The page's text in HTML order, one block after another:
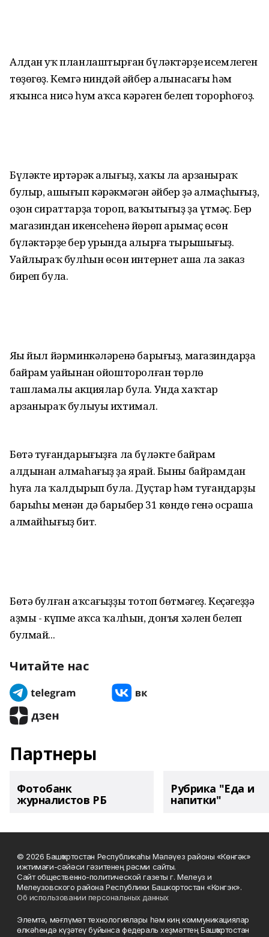
Алдан уҡ планлаштырған бүләктәрҙең исемлеген
төҙөгөҙ. Кемгә ниндәй әйбер алынасағы һәм
яҡынса нисә һум аҡса кәрәген белеп торорһоғоҙ.
Бүләкте иртәрәк алығыҙ, хаҡы ла арзаныраҡ
булыр, ашығып кәрәкмәгән әйбер ҙә алмаҫһығыҙ,
оҙон сираттарҙа тороп, ваҡытығыҙ ҙа үтмәҫ. Бер
магазиндан икенсеһенә йөрөп арымаҫ өсөн
бүләктәрҙе бер урында алырға тырышығыҙ.
Уңайлыраҡ булһын өсөн интернет аша ла заказ
биреп була.
Яңы йыл йәрминкәләренә барығыҙ, магазиндарҙа
байрам уңайынан ойошторолған төрлө
ташламалы акциялар була. Унда хаҡтар
арзаныраҡ булыуы ихтимал.
Бөтә туғандарығыҙға ла бүләкте байрам
алдынан алмаһағыҙ ҙа ярай. Быны байрамдан
һуңға ла ҡалдырып була. Дуҫтар һәм туғандарҙың
барыһы менән дә барыбер 31 көндө генә осраша
алмайһығыҙ бит.
Бөтә булған аҡсағыҙҙы тотоп бөтмәгеҙ. Кеҫәгеҙҙә
аҙмы - күпме аҡса ҡалһын, донъя хәлен белеп
булмай...
Читайте нас
Партнеры
Фотобанк
журналистов РБ
Рубрика "Еда и
напитки"
© 2026 Башҡортостан Республикаһы Мәләүез районы «Көнгәк»
ижтимағи-сәйәси гәзитенең рәсми сайты.
Сайт общественно-политической газеты г. Мелеуз и
Мелеузовского района Республики Башкортостан «Конгэк».
Об использовании персональных данных
Элемтә, мәғлүмәт технологиялары һәм киң коммуникациялар
өлкәһендә күҙәтеү буйынса федераль хеҙмәттең Башҡортостан